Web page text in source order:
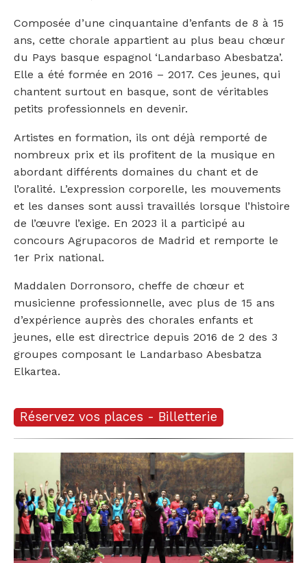
Composée d’une cinquantaine d’enfants de 8 à 15
ans, cette chorale appartient au plus beau chœur
du Pays basque espagnol ‘Landarbaso Abesbatza’.
Elle a été formée en 2016 – 2017. Ces jeunes, qui
chantent surtout en basque, sont de véritables
petits professionnels en devenir.
Artistes en formation, ils ont déjà remporté de
nombreux prix et ils profitent de la musique en
abordant différents domaines du chant et de
l’oralité. L’expression corporelle, les mouvements
et les danses sont aussi travaillés lorsque l’histoire
de l’œuvre l’exige. En 2023 il a participé au
concours Agrupacoros de Madrid et remporte le
1er Prix national.
Maddalen Dorronsoro, cheffe de chœur et
musicienne professionnelle, avec plus de 15 ans
d’expérience auprès des chorales enfants et
jeunes, elle est directrice depuis 2016 de 2 des 3
groupes composant le Landarbaso Abesbatza
Elkartea.
Réservez vos places - Billetterie